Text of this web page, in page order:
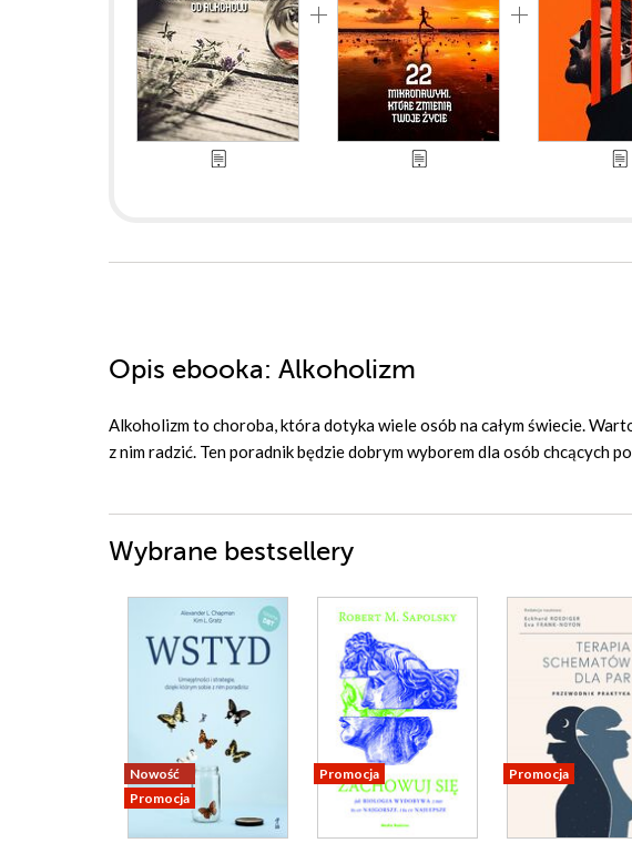
Opis ebooka: Alkoholizm
Alkoholizm to choroba, która dotyka wiele osób na całym świecie.
z nim radzić. Ten poradnik będzie dobrym wyborem dla osób chcących
Wybrane bestsellery
Nowość
Promocja
Promocja Promocja